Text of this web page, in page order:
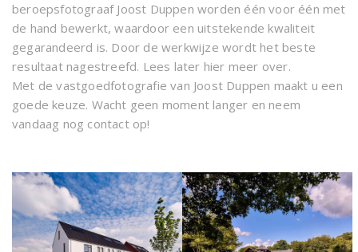
beroepsfotograaf Joost Duppen worden één voor één met
de hand bewerkt, waardoor een uitstekende kwaliteit
gegarandeerd is. Door de werkwijze wordt het beste
resultaat nagestreefd. Lees later hier meer over.
Met de vastgoedfotografie van Joost Duppen maakt u een
goede keuze. Wacht geen moment langer en neem
vandaag nog contact op!